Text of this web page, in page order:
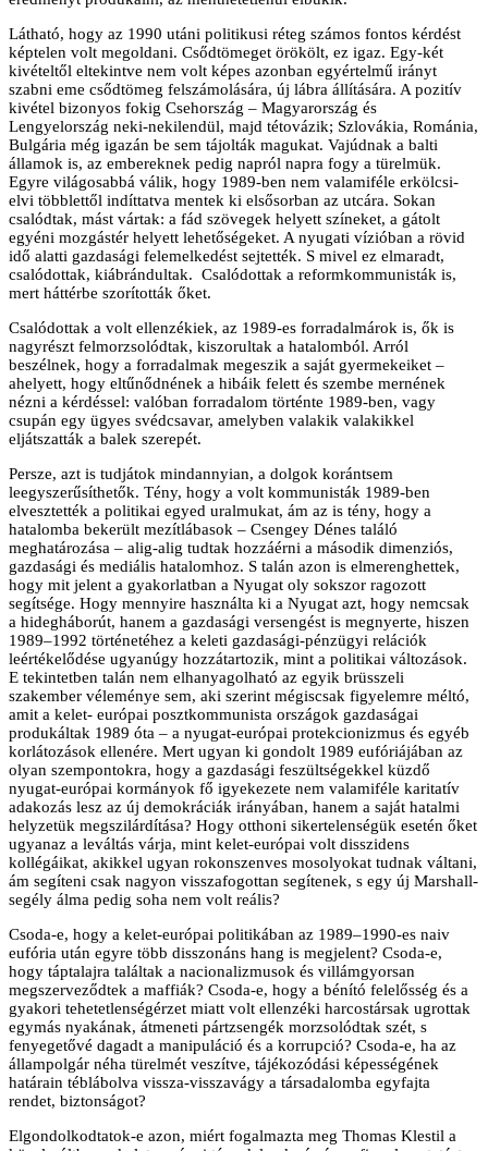
Látható, hogy az 1990 utáni politikusi réteg számos fontos kérdést
képtelen volt megoldani. Csődtömeget örökölt, ez igaz. Egy-két
kivételtől eltekintve nem volt képes azonban egyértelmű irányt
szabni eme csődtömeg felszámolására, új lábra állítására. A pozitív
kivétel bizonyos fokig Csehország – Magyarország és
Lengyelország neki-nekilendül, majd tétovázik; Szlovákia, Románia,
Bulgária még igazán be sem tájolták magukat. Vajúdnak a balti
államok is, az embereknek pedig napról napra fogy a türelmük.
Egyre világosabbá válik, hogy 1989-ben nem valamiféle erkölcsi-
elvi többlettől indíttatva mentek ki elsősorban az utcára. Sokan
csalódtak, mást vártak: a fád szövegek helyett színeket, a gátolt
egyéni mozgástér helyett lehetőségeket. A nyugati vízióban a rövid
idő alatti gazdasági felemelkedést sejtették. S mivel ez elmaradt,
csalódottak, kiábrándultak. Csalódottak a reformkommunisták is,
mert háttérbe szorították őket.
Csalódottak a volt ellenzékiek, az 1989-es forradalmárok is, ők is
nagyrészt felmorzsolódtak, kiszorultak a hatalomból. Arról
beszélnek, hogy a forradalmak megeszik a saját gyermekeiket –
ahelyett, hogy eltűnődnének a hibáik felett és szembe mernének
nézni a kérdéssel: valóban forradalom történte 1989-ben, vagy
csupán egy ügyes svédcsavar, amelyben valakik valakikkel
eljátszatták a balek szerepét.
Persze, azt is tudjátok mindannyian, a dolgok korántsem
leegyszerűsíthetők. Tény, hogy a volt kommunisták 1989-ben
elvesztették a politikai egyed uralmukat, ám az is tény, hogy a
hatalomba bekerült mezítlábasok – Csengey Dénes találó
meghatározása – alig-alig tudtak hozzáérni a második dimenziós,
gazdasági és mediális hatalomhoz. S talán azon is elmerenghettek,
hogy mit jelent a gyakorlatban a Nyugat oly sokszor ragozott
segítsége. Hogy mennyire használta ki a Nyugat azt, hogy nemcsak
a hidegháborút, hanem a gazdasági versengést is megnyerte, hiszen
1989–1992 történetéhez a keleti gazdasági-pénzügyi relációk
leértékelődése ugyanúgy hozzátartozik, mint a politikai változások.
E tekintetben talán nem elhanyagolható az egyik brüsszeli
szakember véleménye sem, aki szerint mégiscsak figyelemre méltó,
amit a kelet- európai posztkommunista országok gazdaságai
produkáltak 1989 óta – a nyugat-európai protekcionizmus és egyéb
korlátozások ellenére. Mert ugyan ki gondolt 1989 eufóriájában az
olyan szempontokra, hogy a gazdasági feszültségekkel küzdő
nyugat-európai kormányok fő igyekezete nem valamiféle karitatív
adakozás lesz az új demokráciák irányában, hanem a saját hatalmi
helyzetük megszilárdítása? Hogy otthoni sikertelenségük esetén őket
ugyanaz a leváltás várja, mint kelet-európai volt disszidens
kollégáikat, akikkel ugyan rokonszenves mosolyokat tudnak váltani,
ám segíteni csak nagyon visszafogottan segítenek, s egy új Marshall-
segély álma pedig soha nem volt reális?
Csoda-e, hogy a kelet-európai politikában az 1989–1990-es naiv
eufória után egyre több disszonáns hang is megjelent? Csoda-e,
hogy táptalajra találtak a nacionalizmusok és villámgyorsan
megszerveződtek a maffiák? Csoda-e, hogy a bénító felelősség és a
gyakori tehetetlenségérzet miatt volt ellenzéki harcostársak ugrottak
egymás nyakának, átmeneti pártzsengék morzsolódtak szét, s
fenyegetővé dagadt a manipuláció és a korrupció? Csoda-e, ha az
állampolgár néha türelmét veszítve, tájékozódási képességének
határain téblábolva vissza-visszavágy a társadalomba egyfajta
rendet, biztonságot?
Elgondolkodtatok-e azon, miért fogalmazta meg Thomas Klestil a